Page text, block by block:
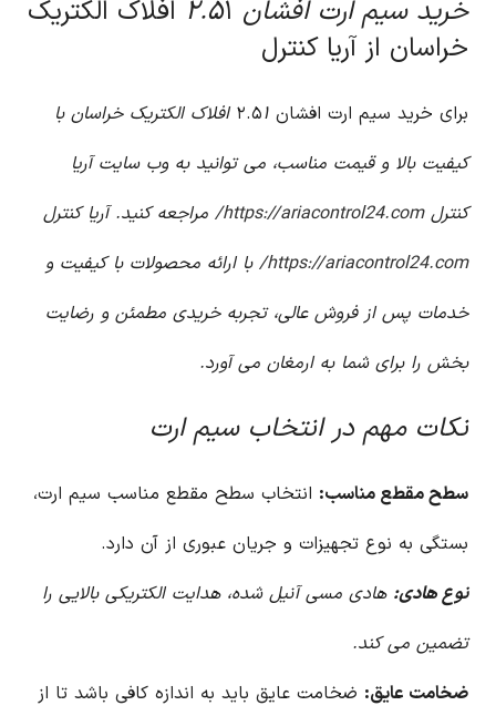
خرید سیم ارت افشان ۲.۵
۱ افلاک الکتریک
خراسان از آریا کنترل
برای خرید سیم ارت افشان ۲.۵
۱ افلاک الکتریک خراسان با
کیفیت بالا و قیمت مناسب، می توانید به وب سایت آریا
کنترلhttps://ariacontrol24.com/ مراجعه کنید. آریا کنترل
https://ariacontrol24.com/ با ارائه محصولات با کیفیت و
خدمات پس از فروش عالی، تجربه خریدی مطمئن و رضایت
بخش را برای شما به ارمغان می آورد.
نکات مهم در انتخاب سیم ارت
سطح مقطع مناسب: انتخاب سطح مقطع مناسب سیم ارت،
بستگی به نوع تجهیزات و جریان عبوری از آن دارد.
نوع هادی: هادی مسی آنیل شده، هدایت الکتریکی بالایی را
تضمین می کند.
ضخامت عایق: ضخامت عایق باید به اندازه کافی باشد تا از